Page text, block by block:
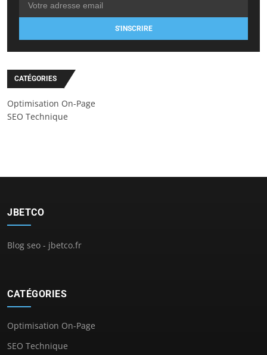
S'INSCRIRE
CATÉGORIES
Optimisation On-Page
SEO Technique
JBETCO
Blog seo - jbetco.fr
CATÉGORIES
Optimisation On-Page
SEO Technique